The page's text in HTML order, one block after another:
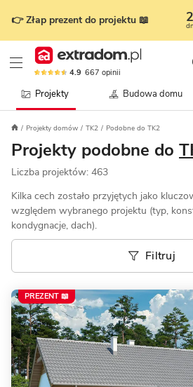
👉 Złap prezent do projektu 📖 2
4.9 667 opinii
Projekty Budowa domu
Projekty domów TK2 Podobne do TK2
Projekty podobne do
Liczba projektów: 463
Kilka cech zostało przyjętych jako
względem wybranego projektu (typ,
kondygnacje, dach).
Filtruj
PREZENT 📖